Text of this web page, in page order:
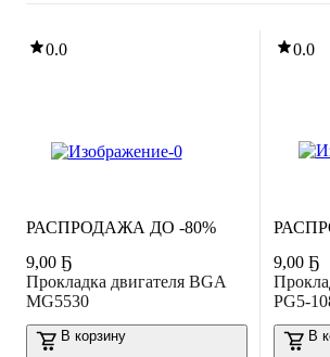
0.0
РАСПРОДАЖА ДО -80%
9,00 Ҕ
Прокладка двигателя BGA
MG5530
В корзину
0.0
9,00 Ҕ
PG5-
В